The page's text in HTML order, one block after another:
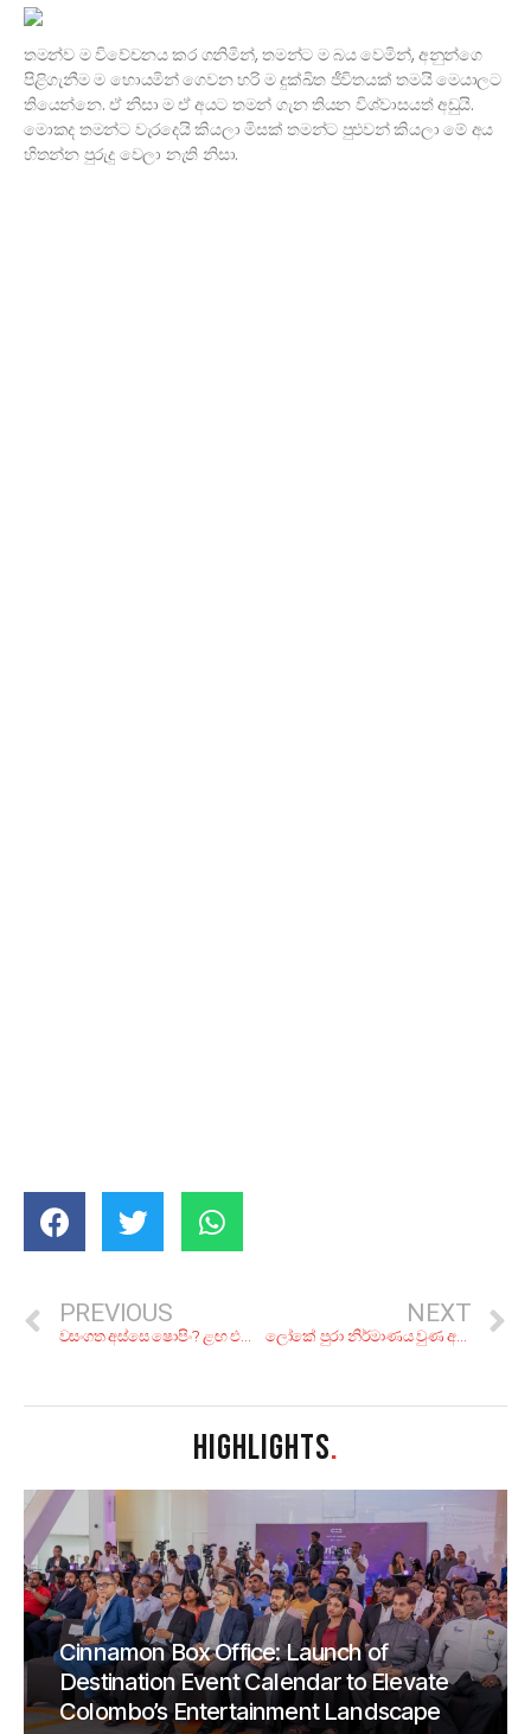
තමන්ව ම විවේචනය කර ගනිමින්, තමන්ට ම බය වෙමින්, අනුන්ගෙ
පිළිගැනීම ම හොයමින් ගෙවන හරි ම දුක්ඛිත ජීවිතයක් තමයි මෙයාලට
තියෙන්නෙ. ඒ නිසා ම ඒ අයට තමන් ගැන තියන විශ්වාසයත් අඩුයි.
මොකද තමන්ට වැරදෙයි කියලා මිසක් තමන්ට පුළුවන් කියලා මේ අය
හිතන්න පුරුදු වෙලා නැති නිසා.
PREVIOUS
වසංගත අස්සෙ ෂොපිං? ළඟ එන සීසන් එකේදි සාප්පු යනව නම් සිහියේ තියාගන්න ඕන කරුණු 9ක්
NEXT
ලෝකේ පුරා නිර්මාණය වුණ අමුතු විදිහේ ගොඩනැඟිලි 10ක්
HIGHLIGHTS.
Cinnamon Box Office: Launch of
Destination Event Calendar to Elevate
Colombo’s Entertainment Landscape